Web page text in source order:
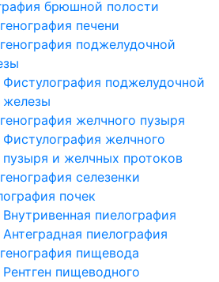
брюшной полости
печени
поджелудочной
Фистулография поджелудочной
железы
желчного пузыря
Фистулография желчного
пузыря и желчных протоков
селезенки
почек
Внутривенная пиелография
Антеградная пиелография
пищевода
Рентген пищеводного